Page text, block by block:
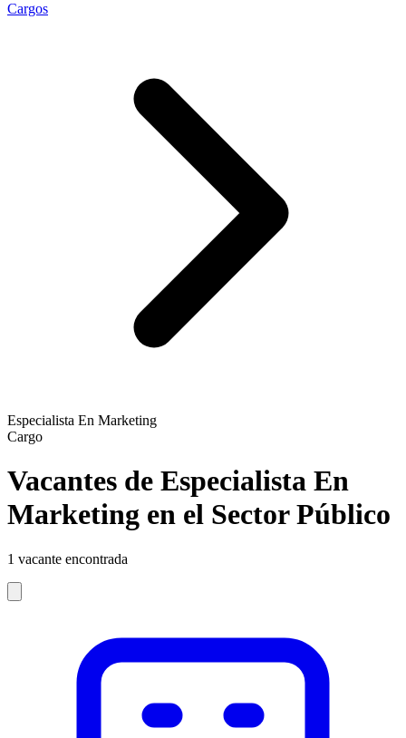
Cargos
Especialista En Marketing
Cargo
Vacantes de Especialista En
Marketing en el Sector Público
1 vacante encontrada